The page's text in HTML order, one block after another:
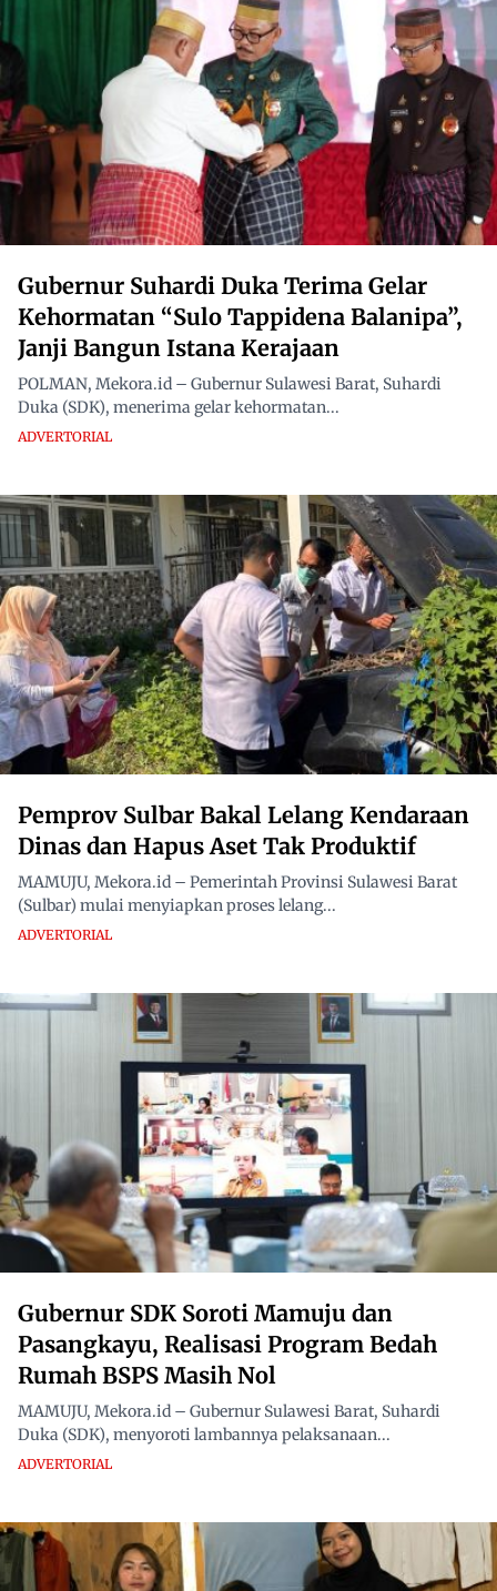
Gubernur Suhardi Duka Terima Gelar
Kehormatan “Sulo Tappidena Balanipa”,
Janji Bangun Istana Kerajaan
POLMAN, Mekora.id – Gubernur Sulawesi Barat, Suhardi
Duka (SDK), menerima gelar kehormatan...
ADVERTORIAL
Pemprov Sulbar Bakal Lelang Kendaraan
Dinas dan Hapus Aset Tak Produktif
MAMUJU, Mekora.id – Pemerintah Provinsi Sulawesi Barat
(Sulbar) mulai menyiapkan proses lelang...
ADVERTORIAL
Gubernur SDK Soroti Mamuju dan
Pasangkayu, Realisasi Program Bedah
Rumah BSPS Masih Nol
MAMUJU, Mekora.id – Gubernur Sulawesi Barat, Suhardi
Duka (SDK), menyoroti lambannya pelaksanaan...
ADVERTORIAL